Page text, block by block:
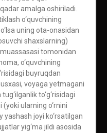
amalga oshiriladi.
o‘quvchining
uning ota-onasidan
shaxslarning)
tomonidan
o‘quvchining
buyruqdan
voyaga yetmagani
to‘g‘risidagi
ularning o‘rnini
yashash joyi ko‘rsatilgan
yig‘ma jildi asosida